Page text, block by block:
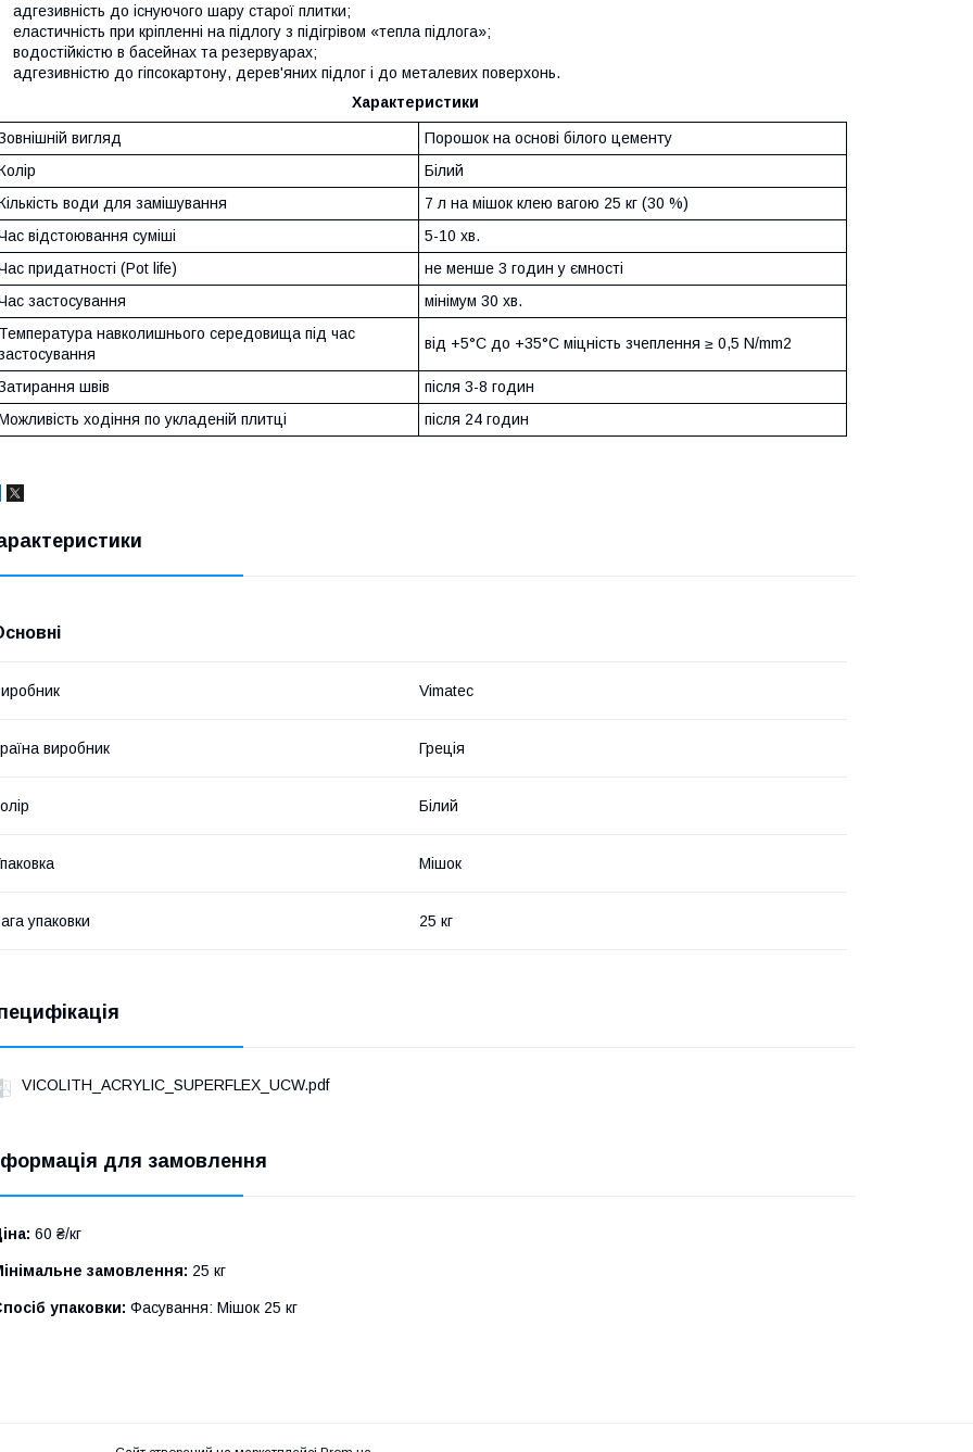
адгезивність до існуючого шару старої плитки;
еластичність при кріпленні на підлогу з підігрівом «тепла підлога»;
водостійкістю в басейнах та резервуарах;
адгезивністю до гіпсокартону, дерев'яних підлог і до металевих поверхонь.
Характеристики
вигляд
Порошок на основі білого цементу
Білий
води для замішування
7 л на мішок клею вагою 25 кг (30 %)
відстоювання суміші
5-10 хв.
придатності (Pot life)
не менше 3 годин у ємності
застосування
мінімум 30 хв.
навколишнього середовища під час
від +5°C до +35°C міцність зчеплення ≥ 0,5 N/mm2
швів
після 3-8 годин
ходіння по укладеній плитці
після 24 годин
Vimatec
виробник Греція
Білий
Мішок
упаковки 25 кг
VICOLITH_ACRYLIC_SUPERFLEX_UCW.pdf
для замовлення
60 ₴/кг
замовлення: 25 кг
упаковки: Фасування: Мішок 25 кг